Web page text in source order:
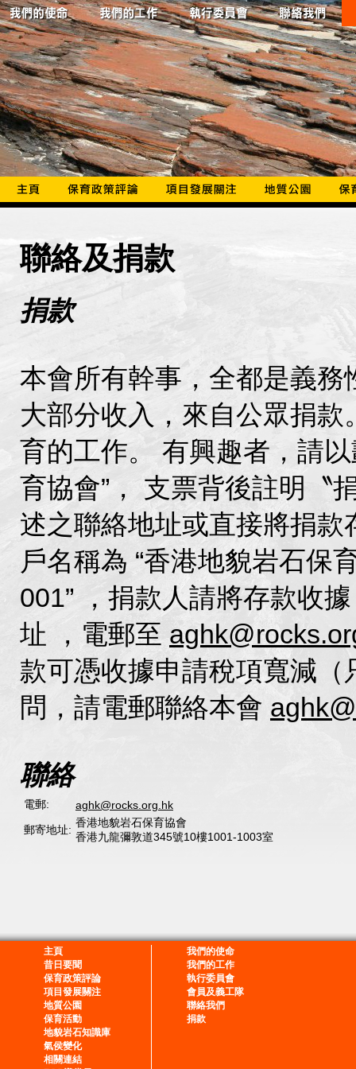
聯絡及捐款
捐款
本會所有幹事，全都是義
大部分收入，來自公眾捐
育的工作。 有興趣者，請
育協會”， 支票背後註明〝
述之聯絡地址或直接將捐
戶名稱為 “香港地貌岩石保
001” ，捐款人請將存款收
址 ，電郵至
款可憑收據申請稅項寬減
問，請電郵聯絡本會
聯絡
電郵:
aghk@rocks.org.hk
郵寄地址:
香港地貌岩石保育協會
香港九龍彌敦道345號10樓1001-1003室
主頁
昔日要聞
保育政策評論
項目發展關注
地質公園
保育活動
地貌岩石知識庫
氣侯變化
相關連結
我們的使命
我們的工作
執行委員會
會員及義工隊
聯絡我們
捐款